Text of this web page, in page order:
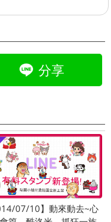
分享
07/10】動來動去~心